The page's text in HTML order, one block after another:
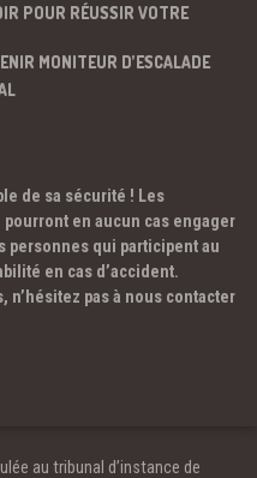
POUR RÉUSSIR VOTRE
MONITEUR D’ESCALADE
de sa sécurité ! Les
en aucun cas engager
personnes qui participent au
en cas d’accident.
pas à nous contacter
au tribunal d’instance de